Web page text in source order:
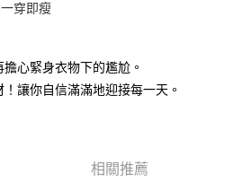
程】
金額後，即可完成結帳。
繳費通知簡訊。
，點擊此簡訊中的連結，可透過四大超商／
行付款，方視為交易完成。
退款等相關疑問，請聯繫「AFTEE先享後付
上)免運費
以上)免運費
穿即瘦
心緊身衣物下的尷尬。
讓你自信滿滿地迎接每一天。
相關推薦